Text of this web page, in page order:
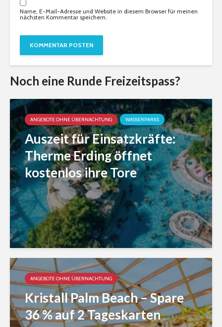
Name, E-Mail-Adresse und Website in diesem Browser für meinen
nächsten Kommentar speichern.
Noch eine Runde Freizeitspass?
ANGEBOTE OHNE ÜBERNACHTUNG WASSERPARKS
Auszeit für Einsatzkräfte:
Therme Erding öffnet
kostenlos ihre Tore
ANGEBOTE OHNE ÜBERNACHTUNG
Kristall Palm Beach – Spare
36 % auf 2 Tageskarten